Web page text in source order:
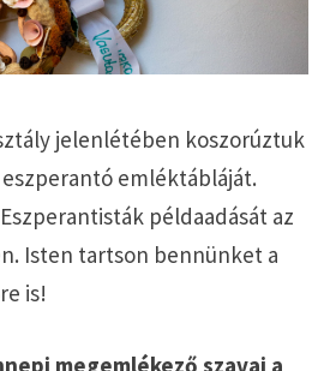
jelenlétében koszorúztuk
emléktábláját.
példaadását az
Isten tartson bennünket a
is!
megemlékező szavai a